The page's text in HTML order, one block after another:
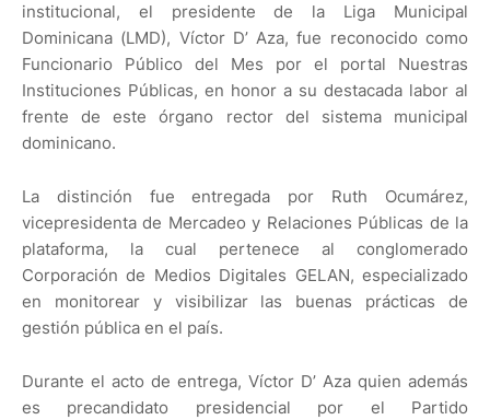
institucional, el presidente de la Liga Municipal
Dominicana (LMD), Víctor D’ Aza, fue reconocido como
Funcionario Público del Mes por el portal Nuestras
Instituciones Públicas, en honor a su destacada labor al
frente de este órgano rector del sistema municipal
dominicano.
La distinción fue entregada por Ruth Ocumárez,
vicepresidenta de Mercadeo y Relaciones Públicas de la
plataforma, la cual pertenece al conglomerado
Corporación de Medios Digitales GELAN, especializado
en monitorear y visibilizar las buenas prácticas de
gestión pública en el país.
Durante el acto de entrega, Víctor D’ Aza quien además
es precandidato presidencial por el Partido